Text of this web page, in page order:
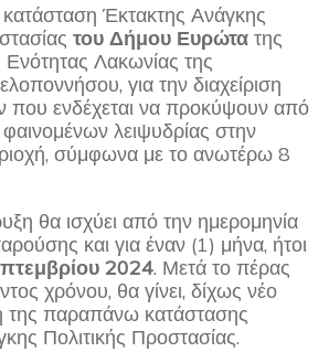
Έκτακτης Ανάγκης
του Δήμου Ευρώτατης
Ενότητας Λακωνίας της
για την διαχείριση
που ενδέχεται να προκύψουν από
λειψυδρίας στην
σύμφωνα με το ανωτέρω 8
θα ισχύει από την ημερομηνία
και για έναν (1) μήνα, ήτοι
2024. Μετά το πέρας
χρόνου, θα γίνει, δίχως νέο
της παραπάνω κατάστασης
Πολιτικής Προστασίας.